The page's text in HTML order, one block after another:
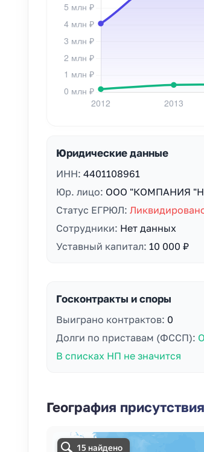
Юридические данные
ИНН: 4401108961
Юр. лицо: ООО "КОМПАНИЯ
Статус ЕГРЮЛ:
Сотрудники: Нет данных
Уставный капитал: 10 000 ₽
Госконтракты и споры
Выиграно контрактов: 0
Долги по приставам (ФССП):
В списках НП не значится
География присутствия